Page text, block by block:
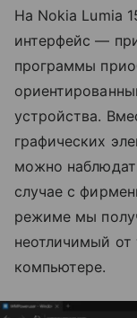
На Nokia Lumia
интерфейс —
программы
устройства.
графических
можно
случае с
режиме мы
неотличимый от
компьютере.